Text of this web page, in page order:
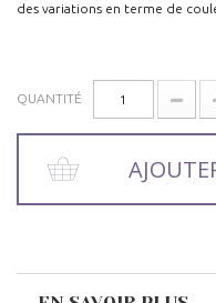
des variations en terme de
QUANTITÉ